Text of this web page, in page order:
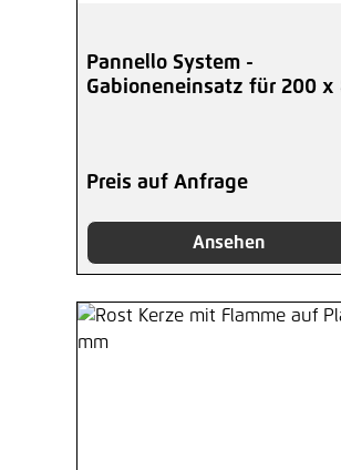
Pannello System -
Gabioneneinsatz für 200 x
Preis auf Anfrage
Ansehen